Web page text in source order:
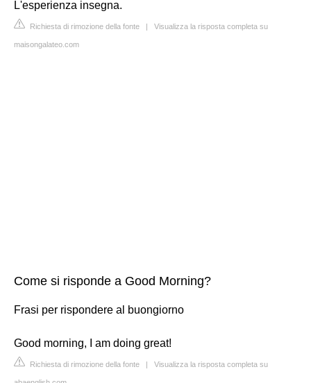
L'esperienza insegna.
Richiesta di rimozione della fonte | Visualizza la risposta completa su
maisongalateo.com
Come si risponde a Good Morning?
Frasi per rispondere al buongiorno
Good morning, I am doing great!
Richiesta di rimozione della fonte | Visualizza la risposta completa su